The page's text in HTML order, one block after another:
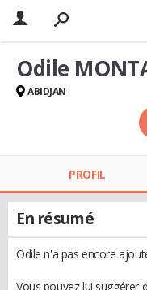
Odile
ABIDJAN
PROFIL
En résumé
Odile n'a pas encore
Vous pouvez lui suggérer